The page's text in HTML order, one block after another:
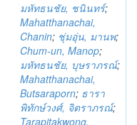
มหัทธนชัย, ชนินทร์;
Mahatthanachai,
Chanin; ชุ่มอุ่น, มานพ;
Chum-un, Manop;
มหัทธนชัย, บุษราภรณ์;
Mahatthanachai,
Butsaraporn; ธารา
พิทักษ์วงศ์, จิตราภรณ์;
Tarapitakwong,